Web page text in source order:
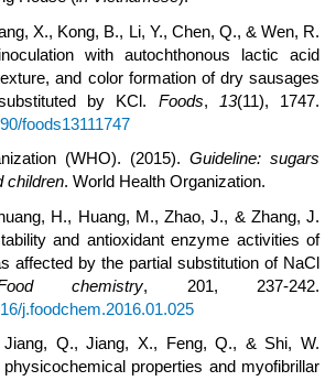
X., Kong, B., Li, Y., Chen, Q., & Wen, R.
with autochthonous lactic acid
and color formation of dry sausages
by KCl. Foods, 13(11), 1747.
foods13111747
(WHO). (2015). Guideline: sugars
children. World Health Organization.
H., Huang, M., Zhao, J., & Zhang, J.
and antioxidant enzyme activities of
affected by the partial substitution of NaCl
chemistry, 201, 237-242.
j.foodchem.2016.01.025
Q., Jiang, X., Feng, Q., & Shi, W.
properties and myofibrillar